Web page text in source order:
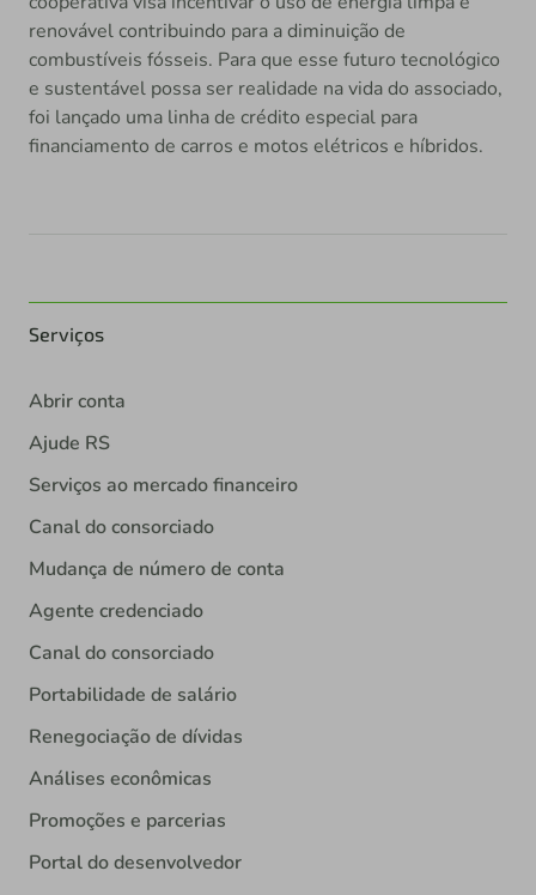
renovável contribuindo para a diminuição de
combustíveis fósseis. Para que esse futuro tecnológico
e sustentável possa ser realidade na vida do associado,
foi lançado uma linha de crédito especial para
financiamento de carros e motos elétricos e híbridos.
Serviços
Serviços ao mercado financeiro
Canal do consorciado
Agente credenciado
Canal do consorciado
Análises econômicas
Portal do desenvolvedor